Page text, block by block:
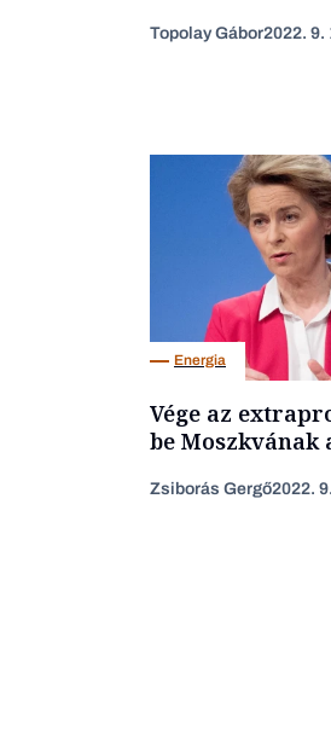
Topolay Gábor2022. 9.
Energia
Vége az
be Moszkvának
Zsiborás Gergő2022.